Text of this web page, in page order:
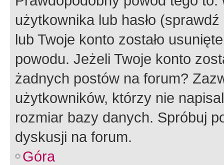
użytkownika lub hasło
lub Twoje konto zostało
powodu. Jeżeli Twoje konto
żadnych postów na forum?
użytkowników, którzy nie
rozmiar bazy danych. Spróbuj
dyskusji na forum.
Góra